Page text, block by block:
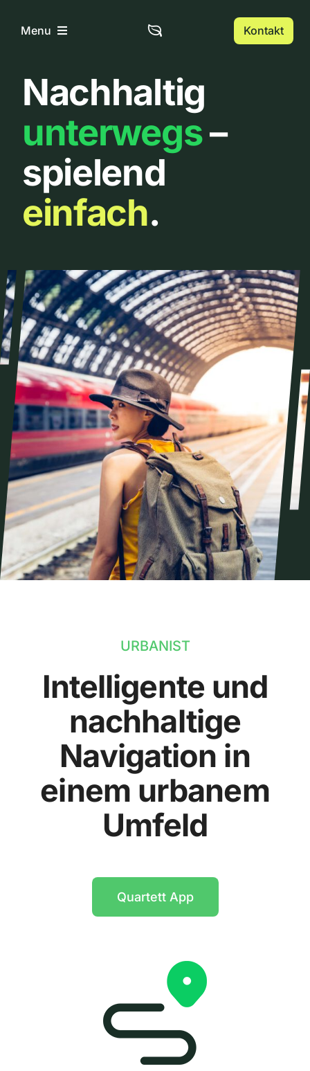
InhaltMenu
Home
Über uns
Urbanlist
Kontakt
Nachhaltig
unterwegs–
spielend
einfach.
URBANIST
Intelligente und
nachhaltige
Navigation in
einem urbanem
Umfeld
Quartett App